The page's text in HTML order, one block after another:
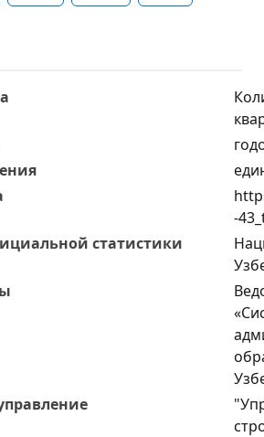
-
статистики